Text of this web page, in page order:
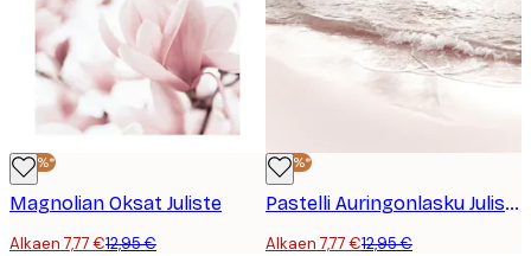
-40%*
Magnolian Oksat Juliste
Alkaen 7,77 €12,95 €
-40%*
Pastelli Auringonlasku Juliste
Alkaen 7,77 €12,95 €